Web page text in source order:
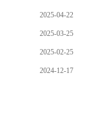
2025-04-22
2025-03-25
2025-02-25
2024-12-17